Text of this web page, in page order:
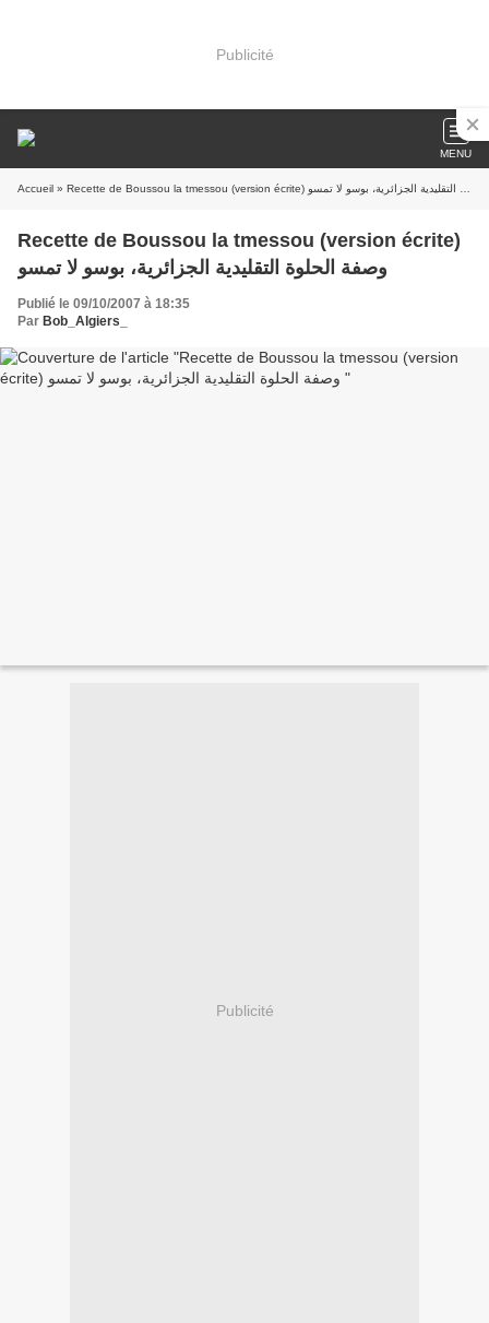
Publicité
MENU
Accueil » Recette de Boussou la tmessou (version écrite) وصفة الحلوة التقليدية الجزائرية، بوسو لا تمسو
Recette de Boussou la tmessou (version écrite)
وصفة الحلوة التقليدية الجزائرية، بوسو لا تمسو
Publié le 09/10/2007 à 18:35
Par Bob_Algiers_
Publicité